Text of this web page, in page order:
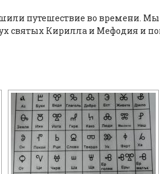
путешествие во времени. Мы
святых Кирилла и Мефодия и